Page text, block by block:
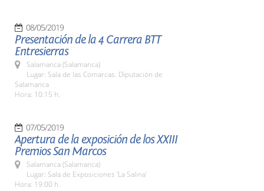
08/05/2019
Presentación de la 4 Carrera BTT
Entresierras
Salamanca (Salamanca)
Lugar: Sala de las Comarcas. Diputación de
Salamanca
Hora: 10:15 h.
07/05/2019
Apertura de la exposición de los XXIII
Premios San Marcos
Salamanca (Salamanca)
Lugar: Sala de Exposiciones 'La Salina'
Hora: 19:00 h.